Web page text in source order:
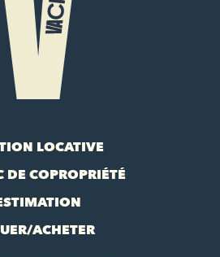
LOCATIVE
DE COPROPRIÉTÉ
ACHETER